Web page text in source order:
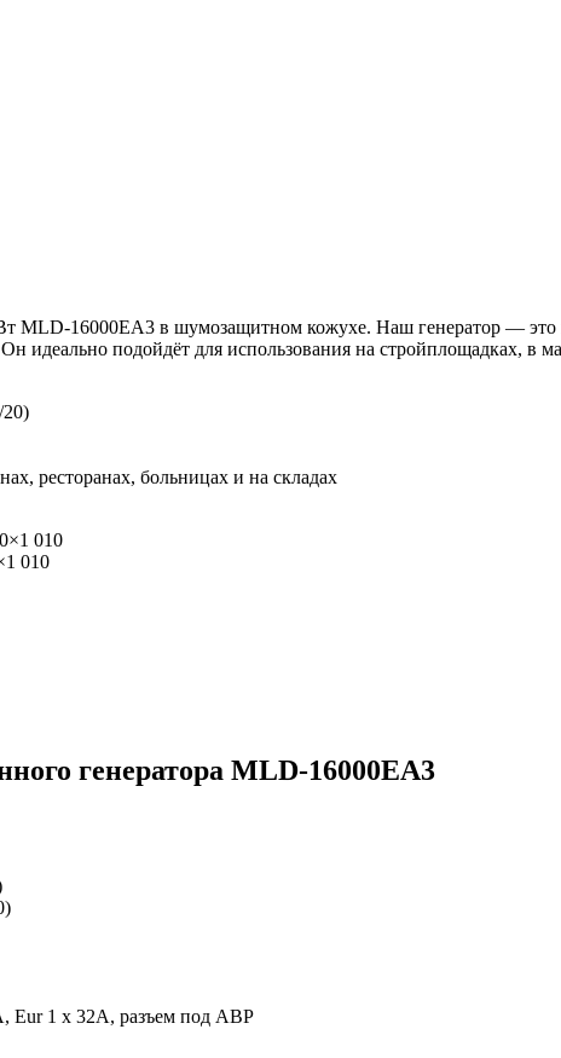
MLD-16000EA3 в шумозащитном кожухе. Наш генератор — это
идеально подойдёт для использования на стройплощадках, в
ресторанах, больницах и на складах
010
010
генератора MLD-16000EA3
Eur 1 х 32A, разъем под АВР